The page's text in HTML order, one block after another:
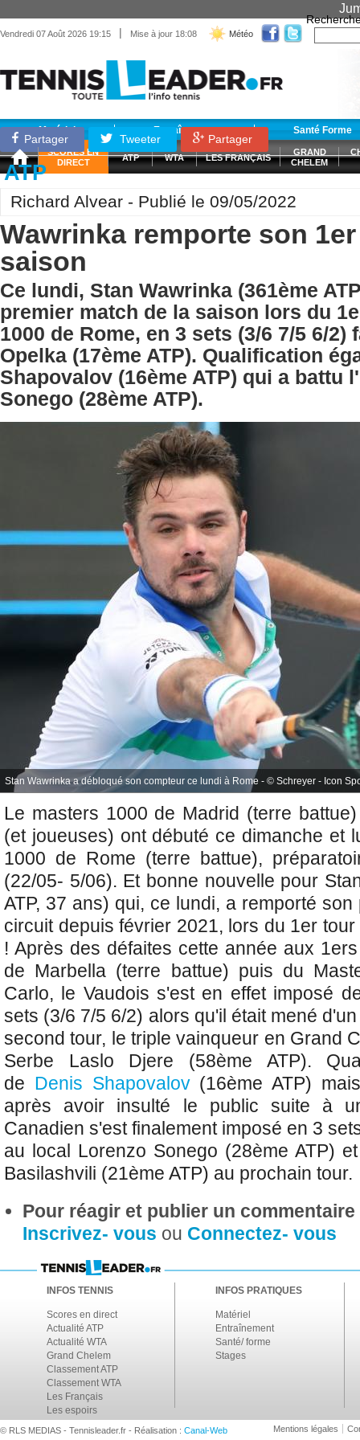
Vendredi 07 Août 2026 19:15 | Mise à jour 18:08 Météo
Matériel Entraînement Santé Forme
SCORES EN
DIRECT
ATP WTA LES FRANÇAIS
GRAND
CHELEM
Partager Tweeter Partager
ATP
Richard Alvear - Publié le 09/05/2022
Wawrinka remporte son
saison
Ce lundi, Stan Wawrinka (361ème
premier match de la saison lors du
1000 de Rome, en 3 sets (3/6 7/5 6/2)
Opelka (17ème ATP). Qualification
Shapovalov (16ème ATP) qui a battu
Sonego (28ème ATP).
Stan Wawrinka a débloqué son compteur ce lundi à Rome - © Schreyer - Icon
Le masters 1000 de Madrid (terre
(et joueuses) ont débuté ce dimanche et
1000 de Rome (terre battue),
(22/05- 5/06). Et bonne nouvelle pour
ATP, 37 ans) qui, ce lundi, a remporté
circuit depuis février 2021, lors du 1er
! Après des défaites cette année aux
de Marbella (terre battue) puis du
Carlo, le Vaudois s'est en effet imposé
sets (3/6 7/5 6/2) alors qu'il était mené
second tour, le triple vainqueur en Grand
Serbe Laslo Djere (58ème ATP).
de Denis Shapovalov(16ème ATP)
après avoir insulté le public suite à
Canadien s'est finalement imposé en 3
au local Lorenzo Sonego (28ème ATP)
Basilashvili (21ème ATP) au prochain tour.
Pour réagir et publier un
Inscrivez- vous ou Connectez- vous
INFOS TENNIS
Scores en direct
Actualité ATP
Actualité WTA
Grand Chelem
Classement ATP
Classement WTA
Les Français
Les espoirs
INFOS PRATIQUES
Matériel
Entraînement
Santé/ forme
Stages
© RLS MEDIAS - Tennisleader.fr - Réalisation : Canal-Web Mentions légales